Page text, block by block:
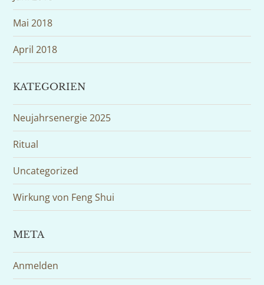
Mai 2018
April 2018
KATEGORIEN
Neujahrsenergie 2025
Ritual
Uncategorized
Wirkung von Feng Shui
META
Anmelden